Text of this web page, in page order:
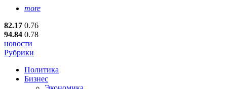
more
82.17 0.76
94.84 0.78
новости
Рубрики
Политика
Бизнес